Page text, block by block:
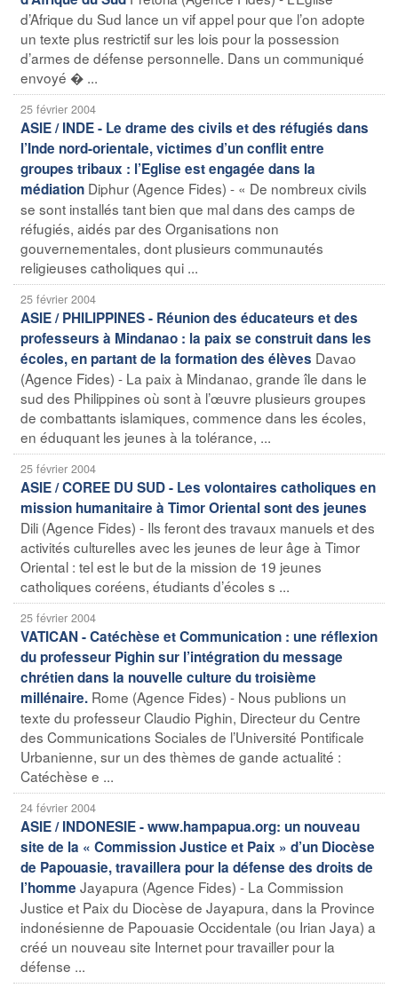
d’Afrique du Sud lance un vif appel pour que l’on adopte
un texte plus restrictif sur les lois pour la possession
d’armes de défense personnelle. Dans un communiqué
envoyé � ...
25 février 2004
ASIE / INDE - Le drame des civils et des réfugiés dans
l’Inde nord-orientale, victimes d’un conflit entre
groupes tribaux : l’Eglise est engagée dans la
médiation Diphur (Agence Fides) - « De nombreux civils
se sont installés tant bien que mal dans des camps de
réfugiés, aidés par des Organisations non
gouvernementales, dont plusieurs communautés
religieuses catholiques qui ...
25 février 2004
ASIE / PHILIPPINES - Réunion des éducateurs et des
professeurs à Mindanao : la paix se construit dans les
écoles, en partant de la formation des élèves Davao
(Agence Fides) - La paix à Mindanao, grande île dans le
sud des Philippines où sont à l’œuvre plusieurs groupes
de combattants islamiques, commence dans les écoles,
en éduquant les jeunes à la tolérance, ...
25 février 2004
ASIE / COREE DU SUD - Les volontaires catholiques en
mission humanitaire à Timor Oriental sont des jeunes
Dili (Agence Fides) - Ils feront des travaux manuels et des
activités culturelles avec les jeunes de leur âge à Timor
Oriental : tel est le but de la mission de 19 jeunes
catholiques coréens, étudiants d’écoles s ...
25 février 2004
VATICAN - Catéchèse et Communication : une réflexion
du professeur Pighin sur l’intégration du message
chrétien dans la nouvelle culture du troisième
millénaire. Rome (Agence Fides) - Nous publions un
texte du professeur Claudio Pighin, Directeur du Centre
des Communications Sociales de l’Université Pontificale
Urbanienne, sur un des thèmes de gande actualité :
Catéchèse e ...
24 février 2004
ASIE / INDONESIE - www.hampapua.org: un nouveau
site de la « Commission Justice et Paix » d’un Diocèse
de Papouasie, travaillera pour la défense des droits de
l’homme Jayapura (Agence Fides) - La Commission
Justice et Paix du Diocèse de Jayapura, dans la Province
indonésienne de Papouasie Occidentale (ou Irian Jaya) a
créé un nouveau site Internet pour travailler pour la
défense ...